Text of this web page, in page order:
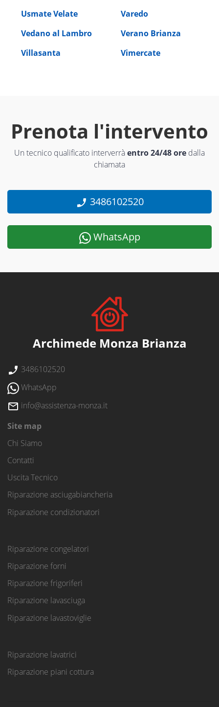
Usmate Velate
Varedo
Vedano al Lambro
Verano Brianza
Villasanta
Vimercate
Prenota l'intervento
Un tecnico qualificato interverràentro 24/48 ore dalla
chiamata
3486102520
WhatsApp
Archimede Monza Brianza
3486102520
WhatsApp
info@assistenza-monza.it
Site map
Chi Siamo
Contatti
Uscita Tecnico
Riparazione asciugabiancheria
Riparazione condizionatori
Riparazione congelatori
Riparazione forni
Riparazione frigoriferi
Riparazione lavasciuga
Riparazione lavastoviglie
Riparazione lavatrici
Riparazione piani cottura